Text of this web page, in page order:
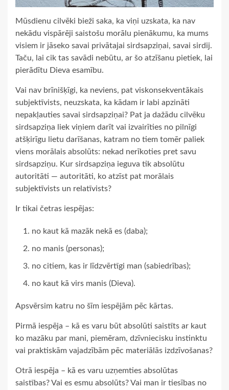
Mūsdienu cilvēki bieži saka, ka viņi uzskata, ka nav
nekādu vispārēji saistošu morālu pienākumu, ka mums
visiem ir jāseko savai privātajai sirdsapziņai, savai sirdij.
Taču, lai cik tas savādi nebūtu, ar šo atzīšanu pietiek, lai
pierādītu Dieva esamību.
Vai nav brīnišķīgi, ka neviens, pat viskonsekventākais
subjektīvists, neuzskata, ka kādam ir labi apzināti
nepakļauties savai sirdsapziņai? Pat ja dažādu cilvēku
sirdsapziņa liek viņiem darīt vai izvairīties no pilnīgi
atšķirīgu lietu darīšanas, katram no tiem tomēr paliek
viens morālais absolūts: nekad nerīkoties pret savu
sirdsapziņu. Kur sirdsapziņa ieguva tik absolūtu
autoritāti — autoritāti, ko atzīst pat morālais
subjektīvists un relatīvists?
Ir tikai četras iespējas:
no kaut kā mazāk nekā es (daba);
no manis (personas);
no citiem, kas ir līdzvērtīgi man (sabiedrības);
no kaut kā virs manis (Dieva).
Apsvērsim katru no šīm iespējām pēc kārtas.
Pirmā iespēja – kā es varu būt absolūti saistīts ar kaut
ko mazāku par mani, piemēram, dzīvniecisku instinktu
vai praktiskām vajadzībām pēc materiālās izdzīvošanas?
Otrā iespēja – kā es varu uzņemties absolūtas
saistības? Vai es esmu absolūts? Vai man ir tiesības no